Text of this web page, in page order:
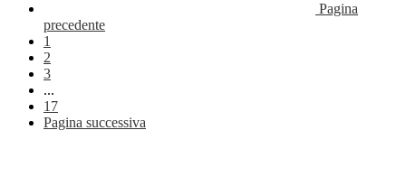
Pagina
precedente
1
2
3
...
17
Pagina successiva